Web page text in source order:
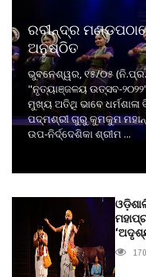
ରବୀନ୍ଦ୍ର
ଅନୁଷ୍ଠିତ
ଭୁବନେଶ୍ୱର, ୧୫/୦୫
"ନୃତ୍ୟାଞ୍ଜଳୟ ଉତ୍ସବ-
ମୁଖ୍ୟ ଅତିଥି ଭାବେ ଧର୍ମଶାଳା
ପଦ୍ମଶ୍ରୀ ଗୁରୁ କୁମକୁମ
ଉପ-ନିର୍ଦ୍ଦେଶିକା ଶ୍ରୀମ ...